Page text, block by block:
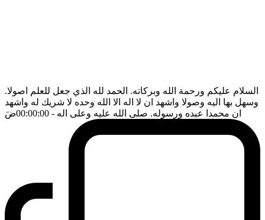
السلام عليكم ورحمة الله وبركاته. الحمد لله الذي جعل للعلم اصولا.
وسهل بها اليه وصولا واشهد ان لا اله الا الله وحده لا شريك له واشهد
ان محمدا عبده ورسوله. صلى الله عليه وعلى اله - 00:00:00 ضَ